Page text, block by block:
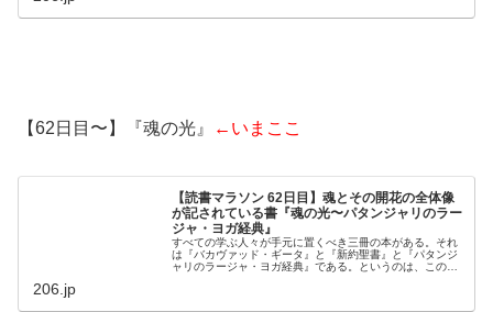
【62日目〜】『魂の光』 ←いまここ
【読書マラソン 62日目】魂とその開花の全体像
が記されている書『魂の光〜パタンジャリのラー
ジャ・ヨガ経典』
すべての学ぶ人々が手元に置くべき三冊の本がある。それ
は『バカヴァッド・ギータ』と『新約聖書』と『パタンジ
ャリのラージャ・ヨガ経典』である。というのは、この三
206.jp